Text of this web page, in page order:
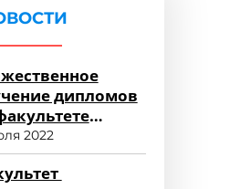
дипломов
2022